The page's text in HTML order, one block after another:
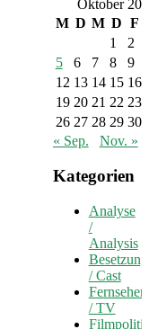
Oktober
M D M D F
1
2
5
6 7 8 9
12 13 14 15 16
19 20 21 22 23
26 27 28 29 30
« Sep.
Nov. »
Kategorien
Analyse
/
Analysis
Besetzung
/ Cast
Fernsehen
/ TV